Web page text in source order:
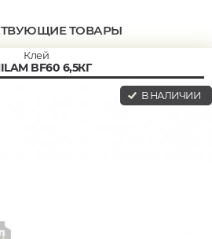
ТОВАРЫ
Клей
BF60 6,5КГ
В НАЛИЧИИ